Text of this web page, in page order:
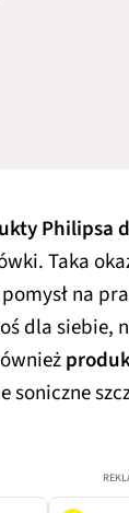
Philipsa
Taka
na
dla siebie,